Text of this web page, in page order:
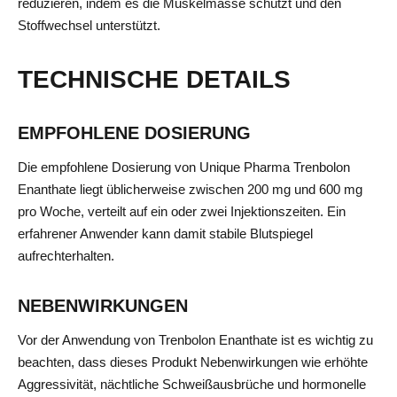
reduzieren, indem es die Muskelmasse schützt und den
Stoffwechsel unterstützt.
TECHNISCHE DETAILS
EMPFOHLENE DOSIERUNG
Die empfohlene Dosierung von Unique Pharma Trenbolon
Enanthate liegt üblicherweise zwischen 200 mg und 600 mg
pro Woche, verteilt auf ein oder zwei Injektionszeiten. Ein
erfahrener Anwender kann damit stabile Blutspiegel
aufrechterhalten.
NEBENWIRKUNGEN
Vor der Anwendung von Trenbolon Enanthate ist es wichtig zu
beachten, dass dieses Produkt Nebenwirkungen wie erhöhte
Aggressivität, nächtliche Schweißausbrüche und hormonelle